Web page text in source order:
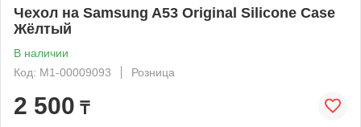
Чехол на Samsung A53 Original Silicone Case
Жёлтый
В наличии
Код: М1-00009093
Розница
2 500 ₸